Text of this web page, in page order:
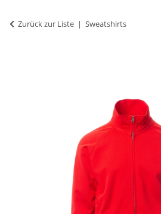
Zurück zur Liste Sweatshirts